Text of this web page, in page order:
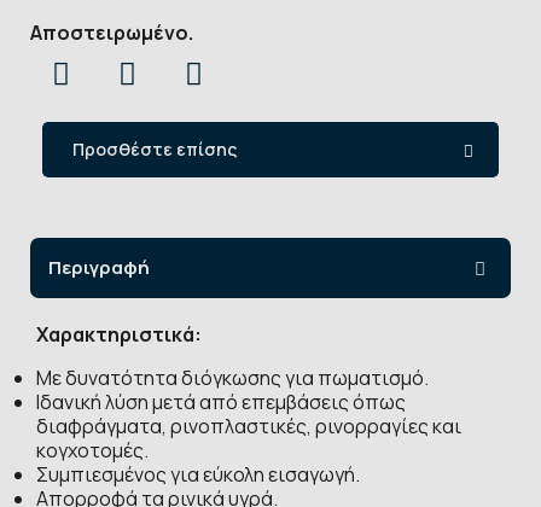
Αποστειρωμένο.
Προσθέστε επίσης
Περιγραφή
Χαρακτηριστικά:
Με δυνατότητα διόγκωσης για πωματισμό.
Ιδανική λύση μετά από επεμβάσεις όπως
διαφράγματα, ρινοπλαστικές, ρινορραγίες και
κογχοτομές.
Συμπιεσμένος για εύκολη εισαγωγή.
Απορροφά τα ρινικά υγρά.